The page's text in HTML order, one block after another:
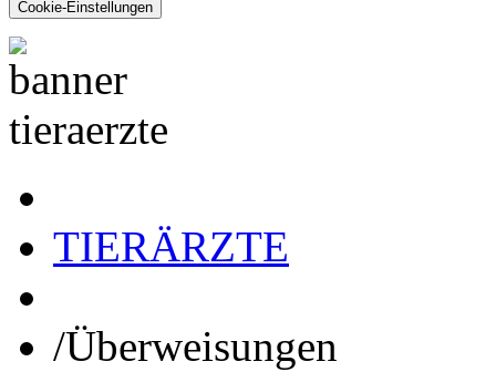
Cookie-Einstellungen
TIERÄRZTE
/Überweisungen